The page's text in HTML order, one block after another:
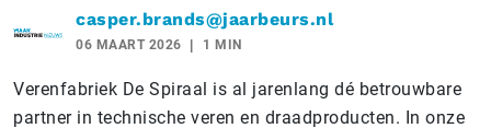
casper.brands@jaarbeurs.nl
06 MAART 2026 1 MIN
Verenfabriek De Spiraal is al jarenlang dé betrouwbare
partner in technische veren en draadproducten. In onze